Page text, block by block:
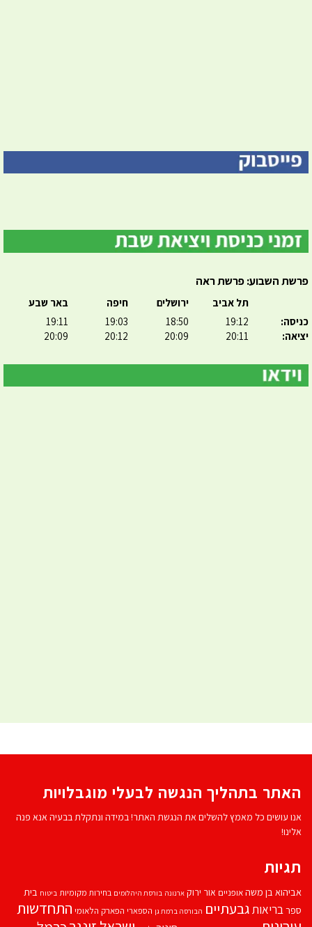
פרשת השבוע: פרשת ראה
כניסה:
יציאה:
תל אביב
19:12
20:11
ירושלים
18:50
20:09
חיפה
19:03
20:12
באר שבע
19:11
20:09
האתר בתהליך הנגשה לבעלי מוגבלויות
אנו עושים כל מאמץ להשלים את הנגשת האתר! במידה ונתקלת בבעיה אנא פנה
אלינו!
תגיות
אביהוא בן משהאופניים אור ירוק ארנונה בורסת היהלומים בחירות מקומיות ביטוח בית
ספרבריאותגבעתיים הבורסה ברמת גן הספארי הפארק הלאומי התחדשות